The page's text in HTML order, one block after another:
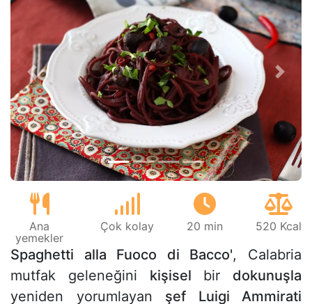
Önceki
Ana
yemekler
Çok kolay 20 min 520 Kcal
Spaghetti alla Fuoco di Bacco', Calabria
mutfak geleneğini kişisel bir dokunuşla
yeniden yorumlayan şef Luigi Ammirati